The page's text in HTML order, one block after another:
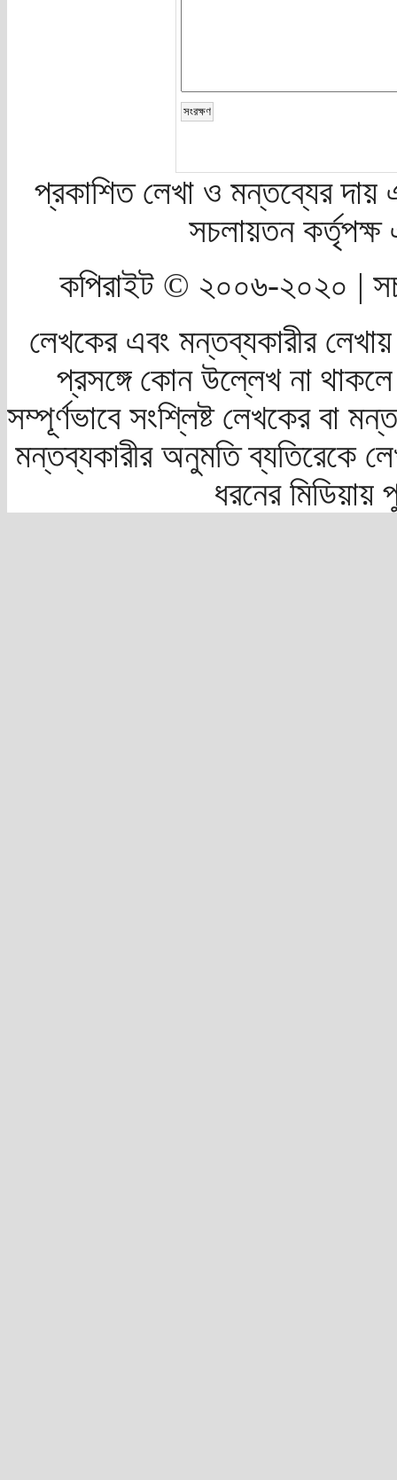
প্রকাশিত লেখা ও মন্তব্যের দায়
সচলায়তন
কপিরাইট © ২০০৬-২০২০ |
লেখকের এবং মন্তব্যকারীর
প্রসঙ্গে কোন উল্লেখ না
সম্পূর্ণভাবে সংশ্লিষ্ট লেখকের বা
মন্তব্যকারীর অনুমতি ব্যতিরেকে
ধরনের মিডিয়ায়